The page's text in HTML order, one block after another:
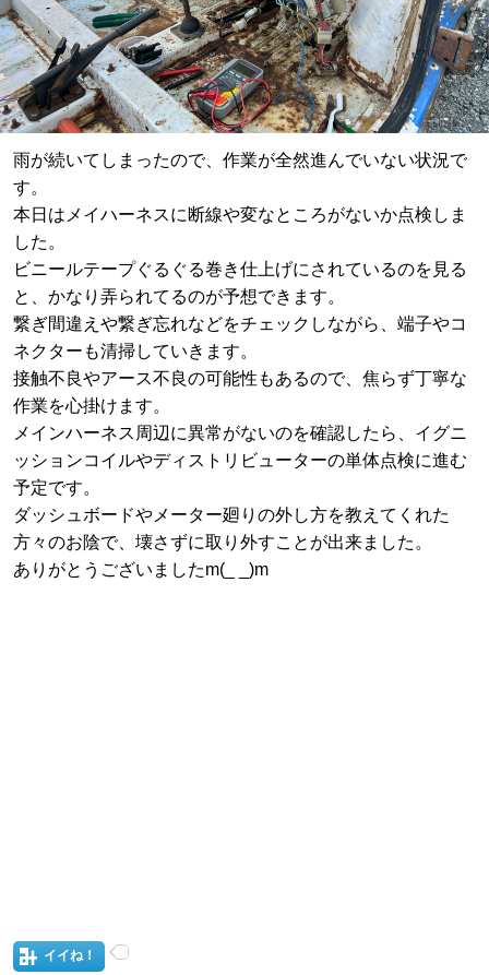
雨が続いてしまったので、作業が全然進んでいない状況で
す。
本日はメイハーネスに断線や変なところがないか点検しま
した。
ビニールテープぐるぐる巻き仕上げにされているのを見る
と、かなり弄られてるのが予想できます。
繋ぎ間違えや繋ぎ忘れなどをチェックしながら、端子やコ
ネクターも清掃していきます。
接触不良やアース不良の可能性もあるので、焦らず丁寧な
作業を心掛けます。
メインハーネス周辺に異常がないのを確認したら、イグニ
ッションコイルやディストリビューターの単体点検に進む
予定です。
ダッシュボードやメーター廻りの外し方を教えてくれた
方々のお陰で、壊さずに取り外すことが出来ました。
ありがとうございましたm(_ _)m
イイね！